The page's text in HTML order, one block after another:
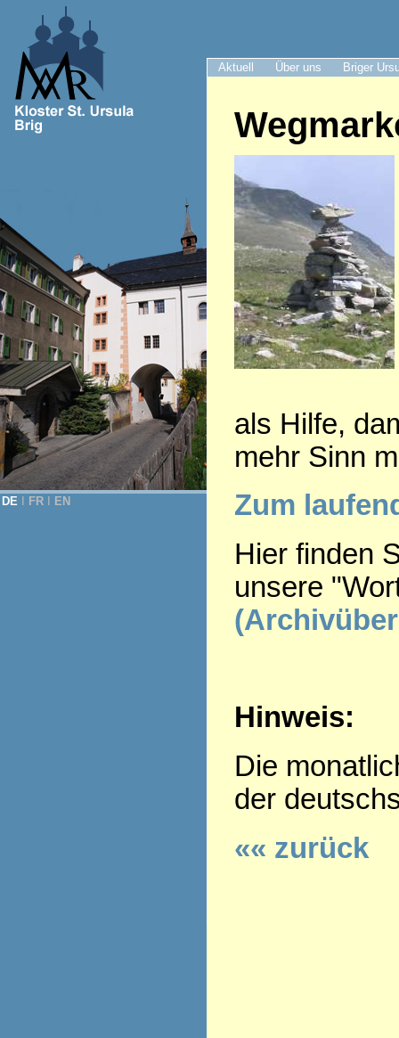
Aktuell Über uns Briger
DE FR EN
als Hilfe,
mehr Sinn
Zum
Hier finden
unsere
Hinweis:
Die
der
«« zurück